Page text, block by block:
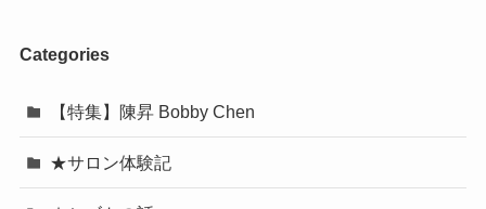
Categories
【特集】陳昇 Bobby Chen
★サロン体験記